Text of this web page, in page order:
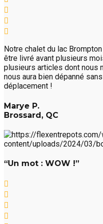
Notre chalet du lac
être livré avant plusieurs
plusieurs articles dont nous
nous aura bien dépanné
déplacement !
Marye P.
Brossard, QC
“Un mot : WOW !”